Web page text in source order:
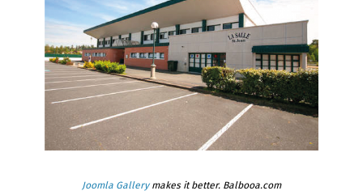
Joomla Gallerymakes it better. Balbooa.com